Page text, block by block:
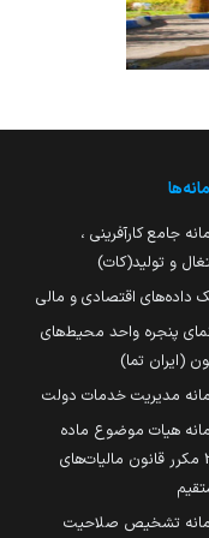
جامع کارآفرینی ،
و تولید(کات)
داده‌های اقتصادی و مالی
پنجره واحد محیط‌های
(ایران تما)
مدیریت خدمات دولت
هیات موضوع ماده
251 مکرر قانون مالیات‌های
تشخیص صلاحیت